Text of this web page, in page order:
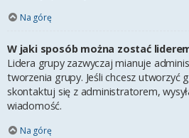
Na górę
W jaki sposób można zostać
Lidera grupy zazwyczaj mianuje
tworzenia grupy. Jeśli chcesz utworzyć
skontaktuj się z administratorem,
wiadomość.
Na górę